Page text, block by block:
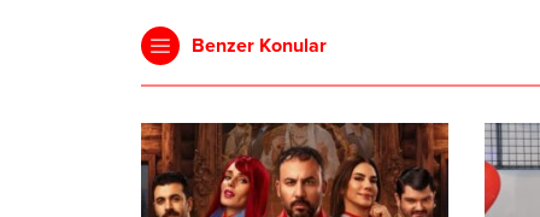
Benzer Konular